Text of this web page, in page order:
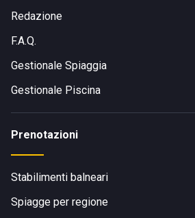
Redazione
F.A.Q.
Gestionale Spiaggia
Gestionale Piscina
Prenotazioni
Stabilimenti balneari
Spiagge per regione